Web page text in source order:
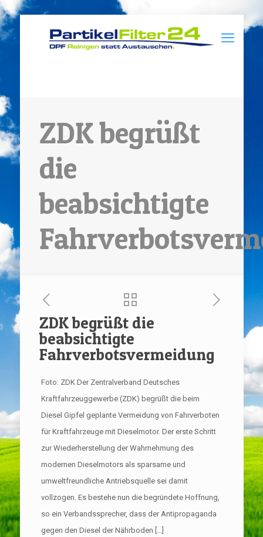
ZDK begrüßt
die
beabsichtigte
ZDK begrüßt die
beabsichtigte
Fahrverbotsvermeidung
Foto: ZDK Der Zentralverband Deutsches
Kraftfahrzeuggewerbe (ZDK) begrüßt die beim
Diesel Gipfel geplante Vermeidung von Fahrverboten
für Kraftfahrzeuge mit Dieselmotor. Der erste Schritt
zur Wiederherstellung der Wahrnehmung des
modernen Dieselmotors als sparsame und
umweltfreundliche Antriebsquelle sei damit
vollzogen. Es bestehe nun die begründete Hoffnung,
so ein Verbandssprecher, dass der Antipropaganda
gegen den Diesel der Nährboden […]